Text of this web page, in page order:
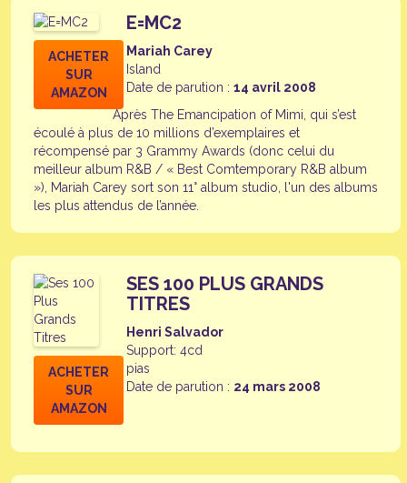
ACHETER
SUR
AMAZON
E=MC2
Mariah Carey
Island
Date de parution :14 avril 2008
Après The Emancipation of Mimi, qui s’est
écoulé à plus de 10 millions d’exemplaires et
récompensé par 3 Grammy Awards (donc celui du
meilleur album R&B / « Best Comtemporary R&B album
»), Mariah Carey sort son 11° album studio, l'un des albums
les plus attendus de l’année.
ACHETER
SUR
AMAZON
SES 100 PLUS GRANDS
TITRES
Henri Salvador
Support: 4cd
pias
Date de parution : 24 mars 2008